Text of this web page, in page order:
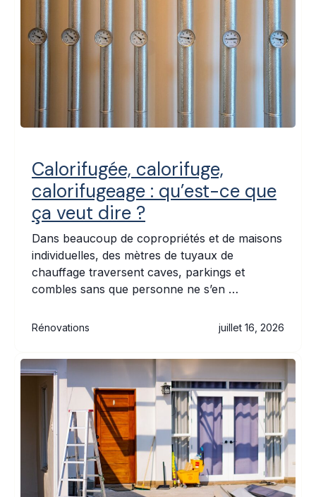
Calorifugée, calorifuge,
calorifugeage : qu’est-ce que
ça veut dire ?
Dans beaucoup de copropriétés et de maisons
individuelles, des mètres de tuyaux de
chauffage traversent caves, parkings et
combles sans que personne ne s’en …
Rénovations juillet 16, 2026